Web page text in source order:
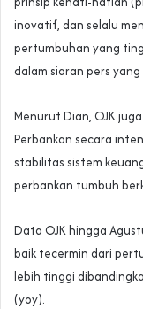
inovatif, dan selalu
pertumbuhan yang
dalam siaran pers
Menurut Dian, OJK
Perbankan secara
stabilitas sistem
perbankan tumbuh
Data OJK hingga
baik tecermin dari
lebih tinggi
(yoy).